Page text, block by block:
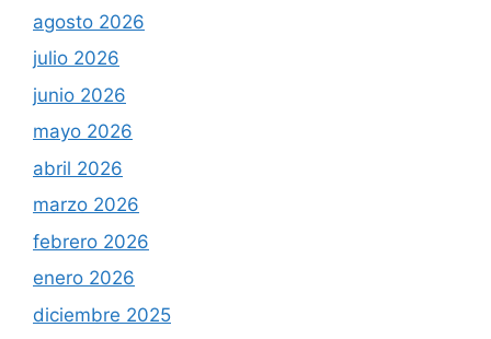
agosto 2026
julio 2026
junio 2026
mayo 2026
abril 2026
marzo 2026
febrero 2026
enero 2026
diciembre 2025